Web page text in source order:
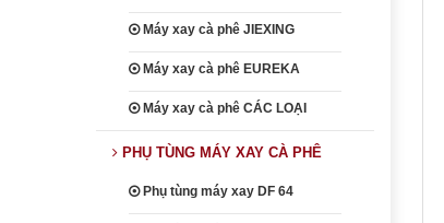
Máy xay cà phê JIEXING
Máy xay cà phê EUREKA
Máy xay cà phê CÁC LOẠI
PHỤ TÙNG MÁY XAY CÀ PHÊ
Phụ tùng máy xay DF 64